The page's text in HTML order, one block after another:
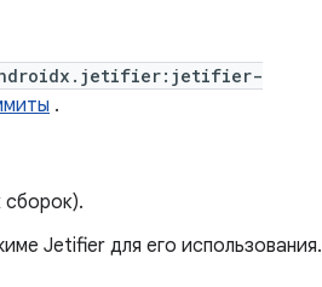
.
сборок).
Jetifier для его использования.